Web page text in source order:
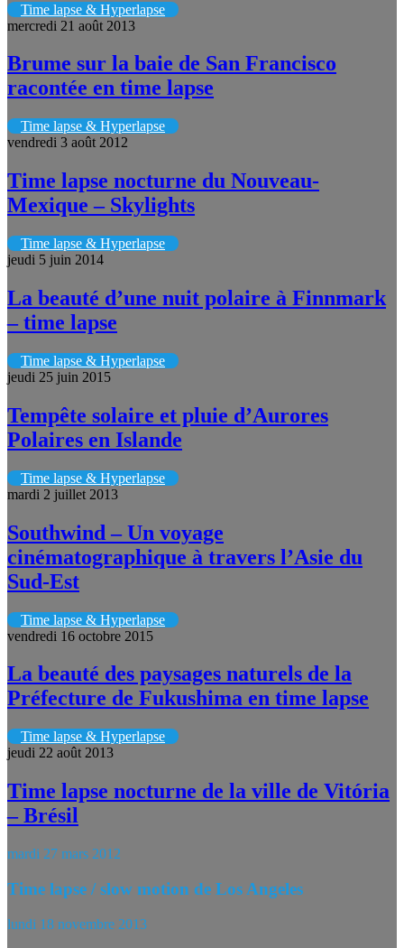
Time lapse & Hyperlapse
mercredi 21 août 2013
Brume sur la baie de San Francisco
racontée en time lapse
Time lapse & Hyperlapse
vendredi 3 août 2012
Time lapse nocturne du Nouveau-
Mexique – Skylights
Time lapse & Hyperlapse
jeudi 5 juin 2014
La beauté d’une nuit polaire à Finnmark
– time lapse
Time lapse & Hyperlapse
jeudi 25 juin 2015
Tempête solaire et pluie d’Aurores
Polaires en Islande
Time lapse & Hyperlapse
mardi 2 juillet 2013
Southwind – Un voyage
cinématographique à travers l’Asie du
Sud-Est
Time lapse & Hyperlapse
vendredi 16 octobre 2015
La beauté des paysages naturels de la
Préfecture de Fukushima en time lapse
Time lapse & Hyperlapse
jeudi 22 août 2013
Time lapse nocturne de la ville de Vitória
– Brésil
mardi 27 mars 2012
Time lapse / slow motion de Los Angeles
lundi 18 novembre 2013